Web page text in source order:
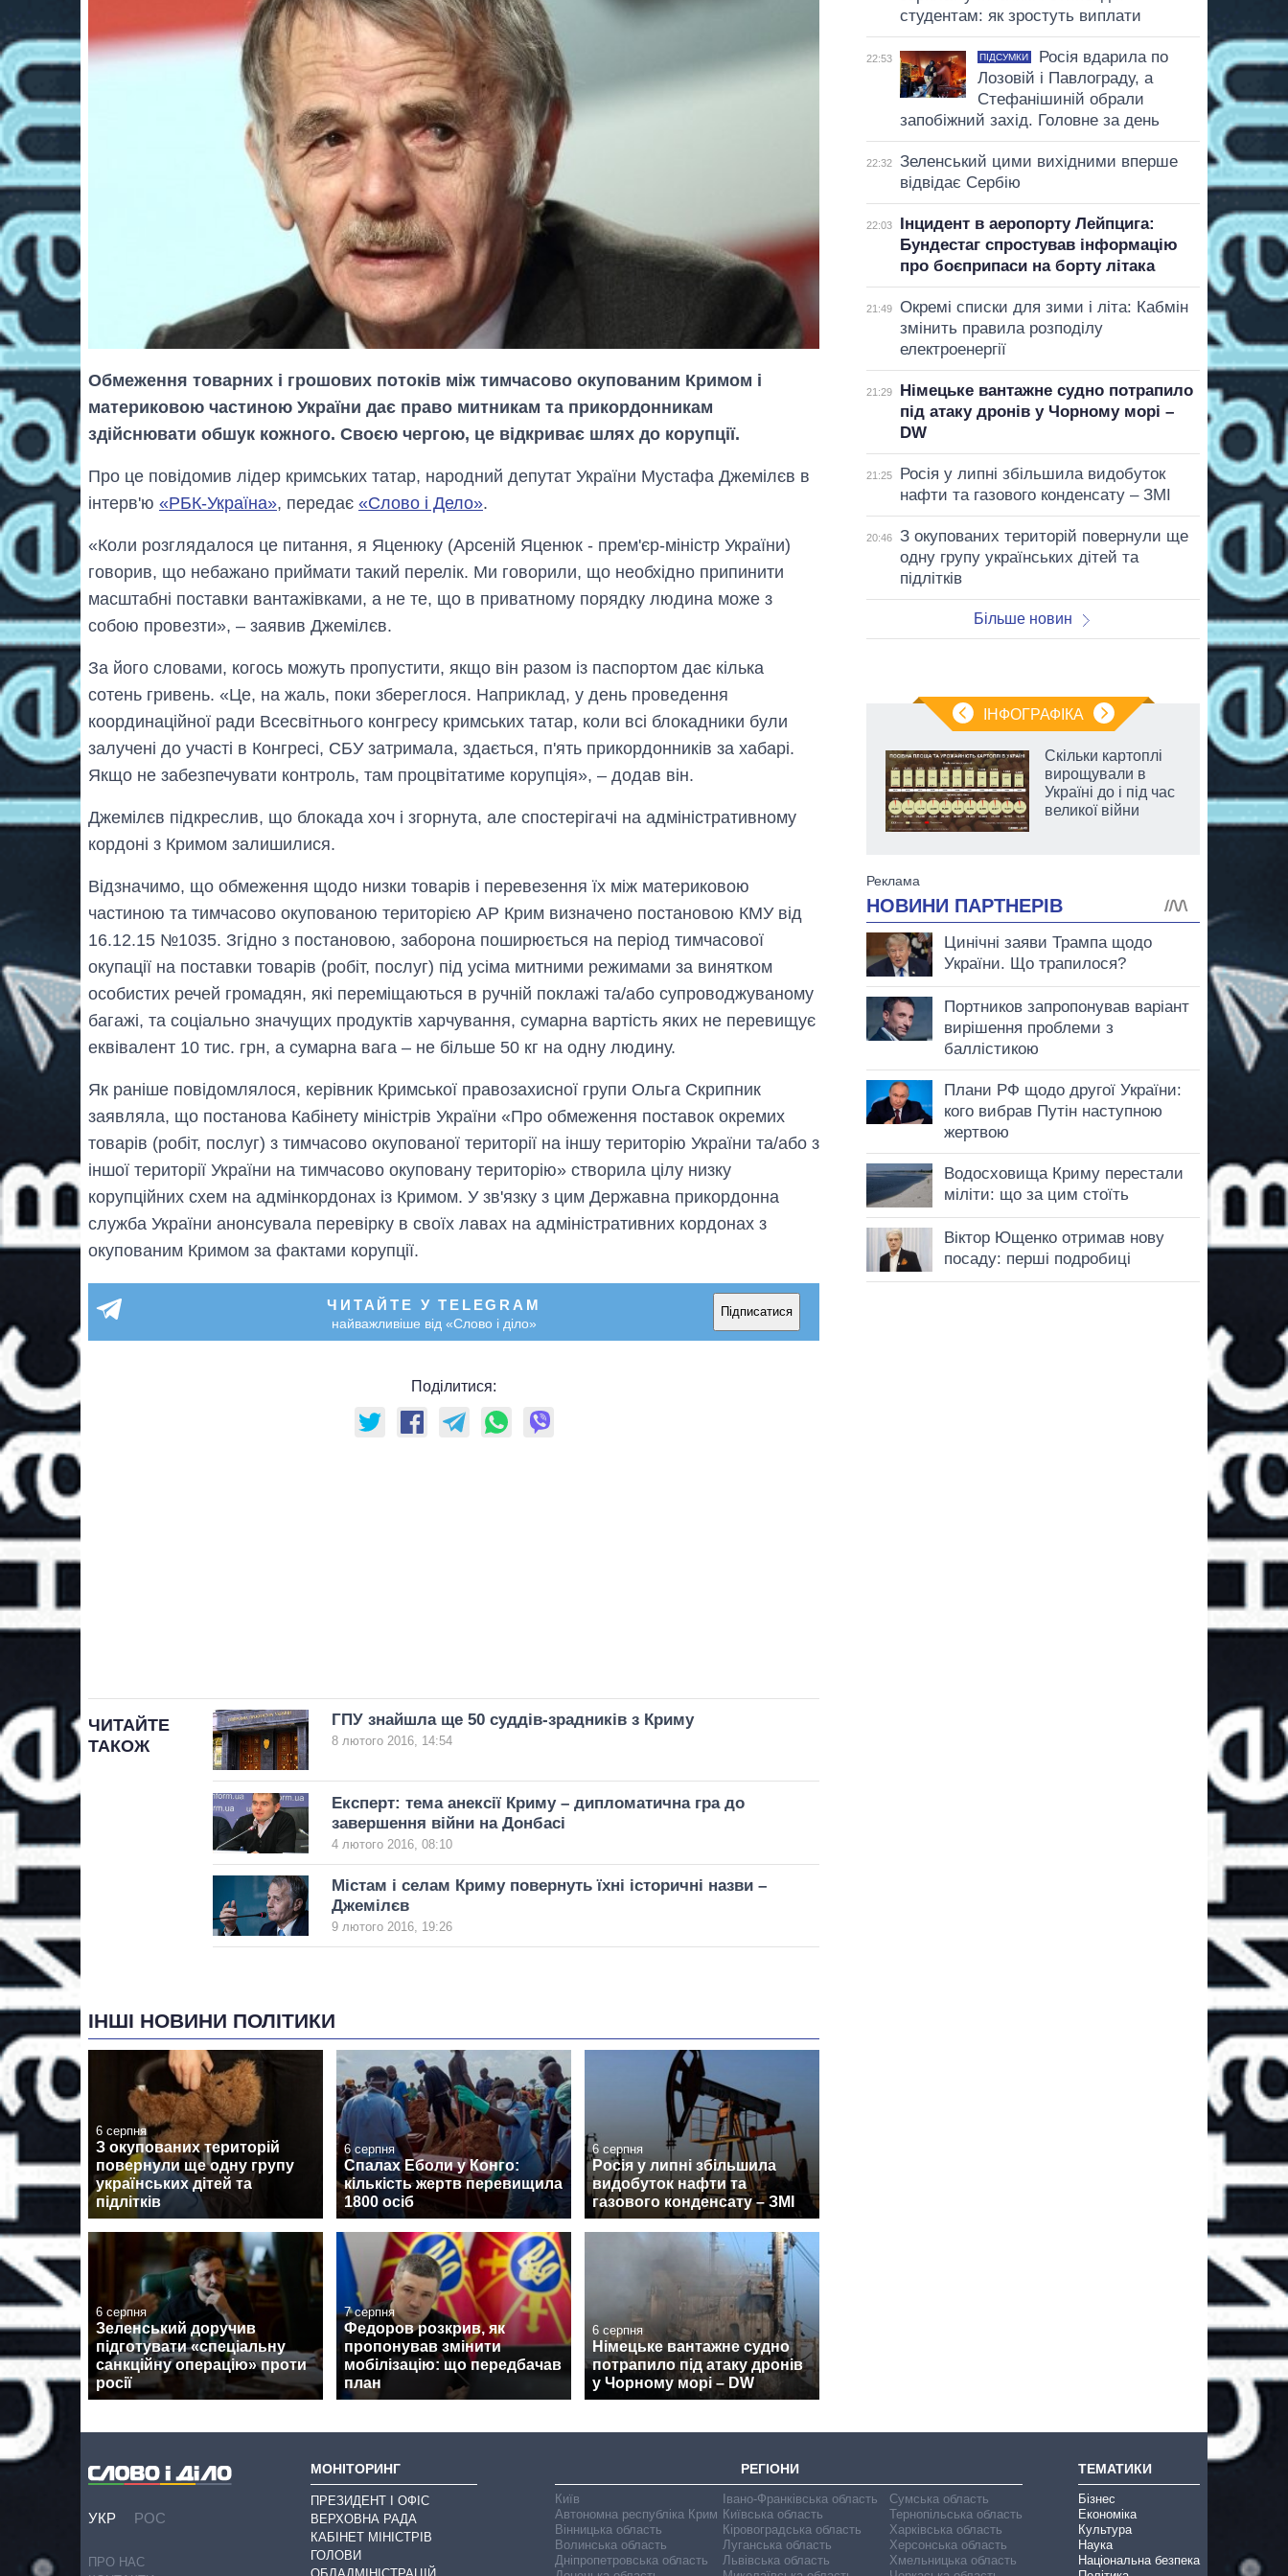
Обмеження товарних і грошових потоків між тимчасово окупованим Кримом і
материковою частиною України дає право митникам та прикордонникам
здійснювати обшук кожного. Своєю чергою, це відкриває шлях до корупції.
Про це повідомив лідер кримських татар, народний депутат України Мустафа Джемілєв в
інтерв'ю «РБК-Україна», передає «Слово і Дело».
«Коли розглядалося це питання, я Яценюку (Арсеній Яценюк - прем'єр-міністр України)
говорив, що небажано приймати такий перелік. Ми говорили, що необхідно припинити
масштабні поставки вантажівками, а не те, що в приватному порядку людина може з
собою провезти», – заявив Джемілєв.
За його словами, когось можуть пропустити, якщо він разом із паспортом дає кілька
сотень гривень. «Це, на жаль, поки збереглося. Наприклад, у день проведення
координаційної ради Всесвітнього конгресу кримських татар, коли всі блокадники були
залучені до участі в Конгресі, СБУ затримала, здається, п'ять прикордонників за хабарі.
Якщо не забезпечувати контроль, там процвітатиме корупція», – додав він.
Джемілєв підкреслив, що блокада хоч і згорнута, але спостерігачі на адміністративному
кордоні з Кримом залишилися.
Відзначимо, що обмеження щодо низки товарів і перевезення їх між материковою
частиною та тимчасово окупованою територією АР Крим визначено постановою КМУ від
16.12.15 №1035. Згідно з постановою, заборона поширюється на період тимчасової
окупації на поставки товарів (робіт, послуг) під усіма митними режимами за винятком
особистих речей громадян, які переміщаються в ручній поклажі та/або супроводжуваному
багажі, та соціально значущих продуктів харчування, сумарна вартість яких не перевищує
еквівалент 10 тис. грн, а сумарна вага – не більше 50 кг на одну людину.
Як раніше повідомлялося, керівник Кримської правозахисної групи Ольга Скрипник
заявляла, що постанова Кабінету міністрів України «Про обмеження поставок окремих
товарів (робіт, послуг) з тимчасово окупованої території на іншу територію України та/або з
іншої території України на тимчасово окуповану територію» створила цілу низку
корупційних схем на адмінкордонах із Кримом. У зв'язку з цим Державна прикордонна
служба України анонсувала перевірку в своїх лавах на адміністративних кордонах з
окупованим Кримом за фактами корупції.
ЧИТАЙТЕ У TELEGRAM
найважливіше від «Слово і діло»
Підписатися
Поділитися:
ЧИТАЙТЕ
ТАКОЖ
ГПУ знайшла ще 50 суддів-зрадників з Криму
8 лютого 2016, 14:54
Експерт: тема анексії Криму – дипломатична гра до
завершення війни на Донбасі
4 лютого 2016, 08:10
Містам і селам Криму повернуть їхні історичні назви –
Джемілєв
9 лютого 2016, 19:26
ІНШІ НОВИНИ ПОЛІТИКИ
6 серпня
З окупованих територій
повернули ще одну групу
українських дітей та
підлітків
6 серпня
Спалах Еболи у Конго:
кількість жертв перевищила
1800 осіб
6 серпня
Росія у липні збільшила
видобуток нафти та
газового конденсату – ЗМІ
6 серпня
Зеленський доручив
підготувати «спеціальну
санкційну операцію» проти
росії
7 серпня
Федоров розкрив, як
пропонував змінити
мобілізацію: що передбачав
план
6 серпня
Німецьке вантажне судно
потрапило під атаку дронів
у Чорному морі – DW
студентам: як зростуть виплати
22:53 ПІДСУМКИ
Росія вдарила по
Лозовій і Павлограду, а
Стефанішиній обрали
запобіжний захід. Головне за день
22:32
Зеленський цими вихідними вперше
відвідає Сербію
22:03
Інцидент в аеропорту Лейпцига:
Бундестаг спростував інформацію
про боєприпаси на борту літака
21:49
Окремі списки для зими і літа: Кабмін
змінить правила розподілу
електроенергії
21:29
Німецьке вантажне судно потрапило
під атаку дронів у Чорному морі –
DW
21:25
Росія у липні збільшила видобуток
нафти та газового конденсату – ЗМІ
20:46
З окупованих територій повернули ще
одну групу українських дітей та
підлітків
Більше новин
ІНФОГРАФІКА
Економіка ШІ-
заробляють
OpenAI та
Скільки картоплі
вирощували в
Україні до і під час
великої війни
УКР РОС
ПРО НАС
МОНІТОРИНГ
ПРЕЗИДЕНТ І ОФІС
ВЕРХОВНА РАДА
КАБІНЕТ МІНІСТРІВ
ГОЛОВИ
РЕГІОНИ
Київ
Автономна республіка Крим
Вінницька область
Волинська область
Дніпропетровська область
Івано-Франківська область
Київська область
Кіровоградська область
Луганська область
Львівська область
Сумська область
Тернопільська область
Харківська область
Херсонська область
Хмельницька область
ТЕМАТИКИ
Бізнес
Економіка
Культура
Наука
Національна безпека